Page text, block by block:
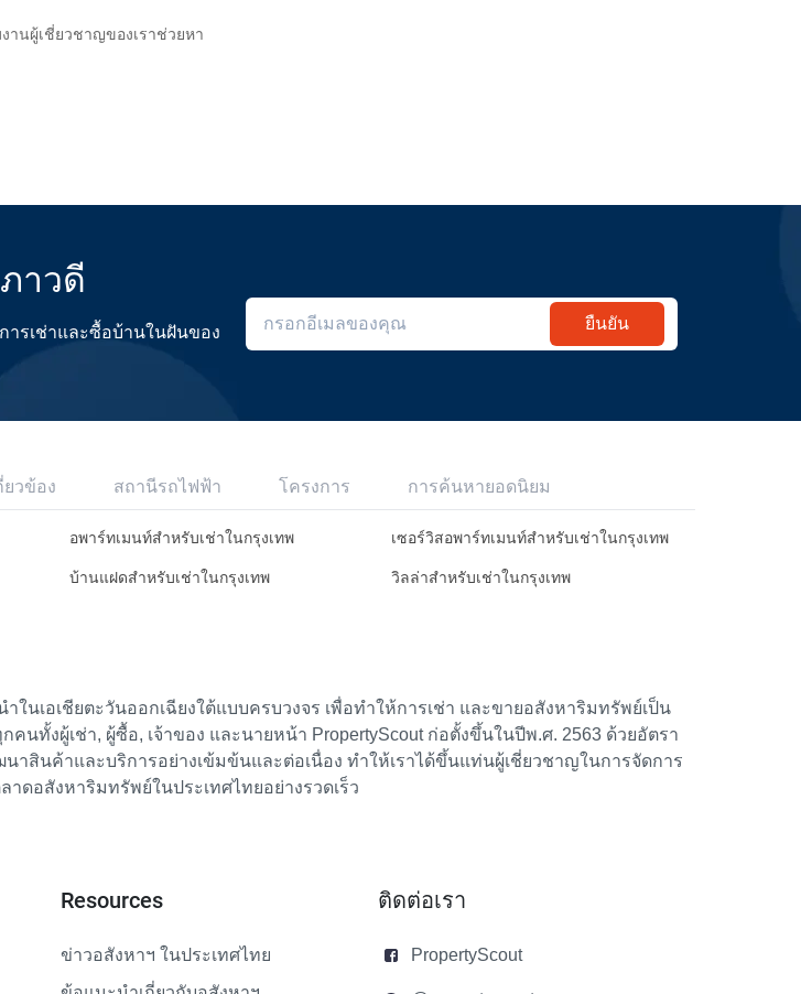
านผู้เชี่ยวชาญของเราช่วยหา
าวดี
ารเช่าและซื้อบ้านในฝันของ
ยืนยัน
วข้อง สถานีรถไฟฟ้า โครงการ การค้นหายอดนิยม
อพาร์ทเมนท์สำหรับเช่าในกรุงเทพ เซอร์วิสอพาร์ทเมนท์สำหรับเช่าในกรุงเทพ
บ้านแฝดสำหรับเช่าในกรุงเทพ วิลล่าสำหรับเช่าในกรุงเทพ
ในเอเชียตะวันออกเฉียงใต้แบบครบวงจร เพื่อทำให้การเช่า และขายอสังหาริมทรัพย์เป็น
คนทั้งผู้เช่า, ผู้ซื้อ, เจ้าของ และนายหน้า PropertyScout ก่อตั้งขึ้นในปีพ.ศ. 2563 ด้วยอัตรา
าสินค้าและบริการอย่างเข้มข้นและต่อเนื่อง ทำให้เราได้ขึ้นแท่นผู้เชี่ยวชาญในการจัดการ
ดอสังหาริมทรัพย์ในประเทศไทยอย่างรวดเร็ว
Resources
ข่าวอสังหาฯ ในประเทศไทย
ติดต่อเรา
PropertyScout